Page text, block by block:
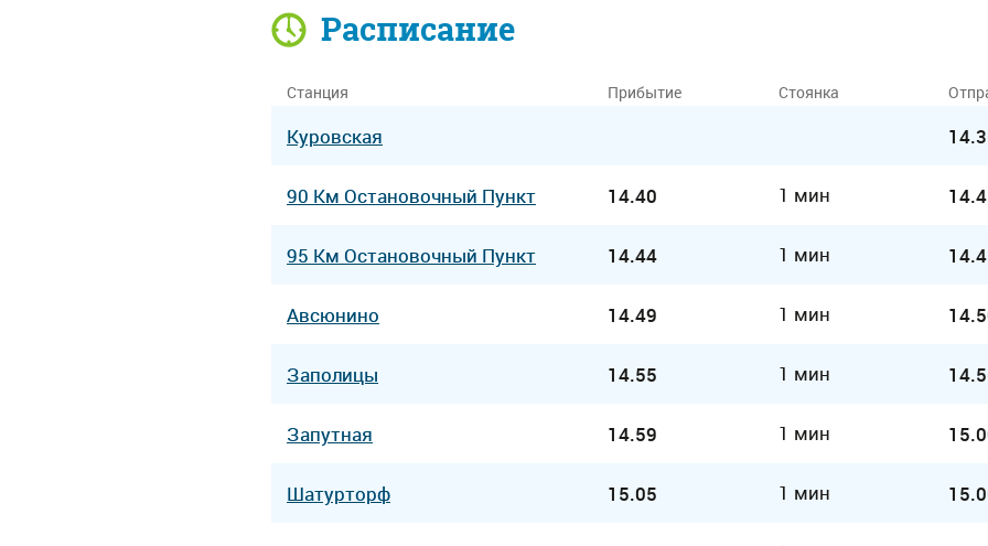
Расписание
Станция Прибытие Стоянка
Куровская
90 Км Остановочный Пункт 14.40 1 мин
95 Км Остановочный Пункт 14.44 1 мин
Авсюнино 14.49 1 мин
Заполицы 14.55 1 мин
Запутная 14.59 1 мин
Шатурторф 15.05 1 мин